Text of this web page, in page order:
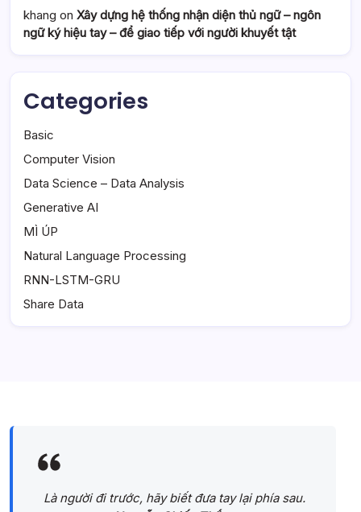
khang on Xây dựng hệ thống nhận diện thủ ngữ – ngôn
ngữ ký hiệu tay – để giao tiếp với người khuyết tật
Categories
Basic
Computer Vision
Data Science – Data Analysis
Generative AI
MÌ ÚP
Natural Language Processing
RNN-LSTM-GRU
Share Data
Là người đi trước, hãy biết đưa tay lại phía sau.